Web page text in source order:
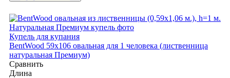
Купель для купания
BentWood 59х106 овальная для 1 человека (лиственница
натуральная Премиум)
Сравнить
Длина